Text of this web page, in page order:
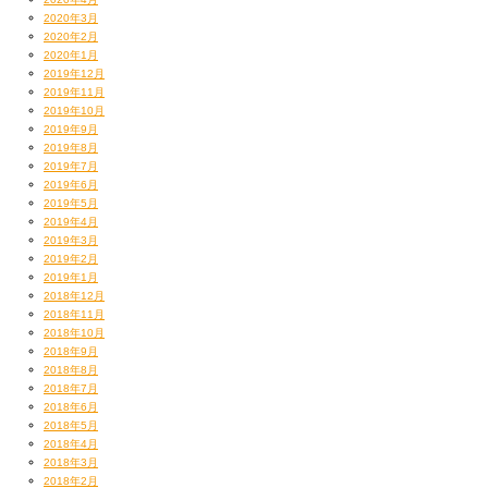
ということで
我が家でも家族でやってみることにしたのだが（笑）
これがホントに！！！
一秒だけイカが通り過ぎていくのであった！！！
わはははは！！！！！
やっぱイカって大部分、醤油など調味料と食感が
味を担っているんだなあと実感。
あのねえ、アレに近いよ、
珍味のするめソーメン！（笑）
くうーーーっ！
こんなの美味いに決まってるじゃん！
逆にガッカリだよ！（←意味不明）
オレ、大の貝好き！貝ならなんでも。
しかもその中でも二枚貝は特になのだ！！！
2020年3月
2020年2月
2020年1月
2019年12月
2019年11月
2019年10月
2019年9月
2019年8月
2019年7月
2019年6月
2019年5月
2019年4月
2019年3月
2019年2月
2019年1月
2018年12月
2018年11月
2018年10月
2018年9月
2018年8月
2018年7月
2018年6月
2018年5月
2018年4月
2018年3月
2018年2月